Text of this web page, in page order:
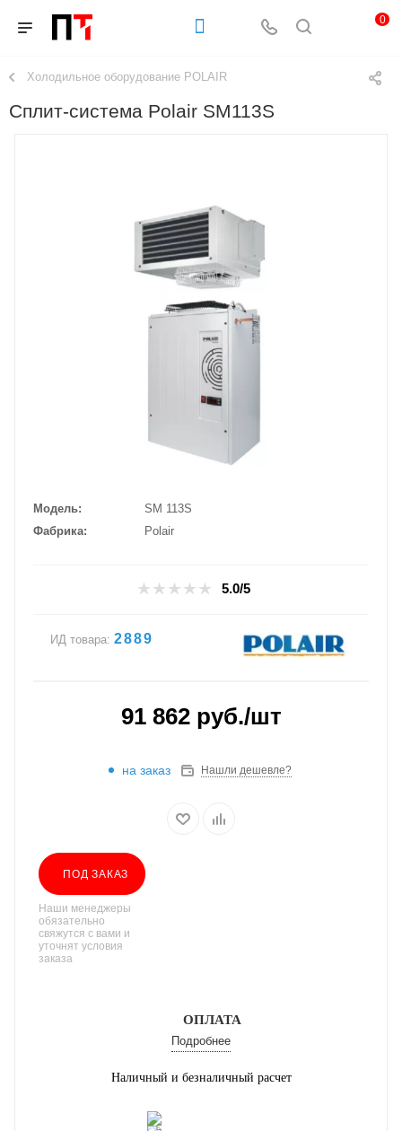
0
Холодильное оборудование POLAIR
Сплит-система Polair SM113S
Модель
SM 113S
Фабрика
Polair
5.0/5
ИД товара: 2889
91 862руб./шт
на заказ Нашли дешевле?
ПОД ЗАКАЗ
Наши менеджеры
обязательно
свяжутся с вами и
уточнят условия
заказа
ОПЛАТА
Подробнее
Наличный и безналичный расчет